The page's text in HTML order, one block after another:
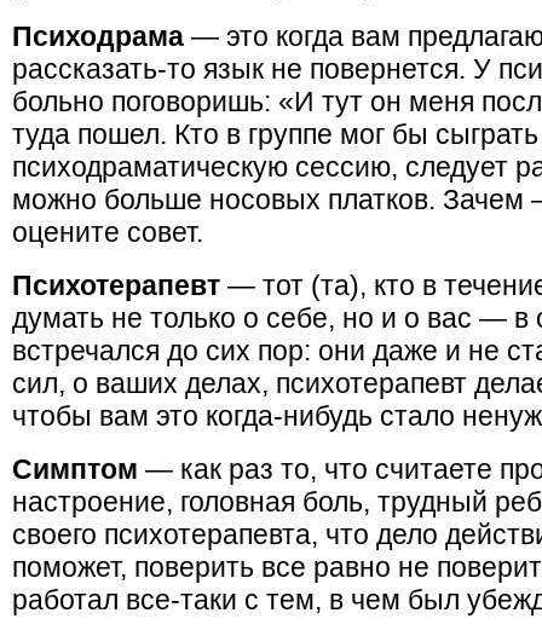
Психодрама — это когда вам
рассказать-то язык не повернется. У
больно поговоришь: «И тут он меня
туда пошел. Кто в группе мог бы
психодраматическую сессию, следует
можно больше носовых платков. Зачем
оцените совет.
Психотерапевт — тот (та), кто в
думать не только о себе, но и о вас — в
встречался до сих пор: они даже и не
сил, о ваших делах, психотерапевт
чтобы вам это когда-нибудь стало
Симптом — как раз то, что считаете
настроение, головная боль, трудный
своего психотерапевта, что дело
поможет, поверить все равно не
работал все-таки с тем, в чем был